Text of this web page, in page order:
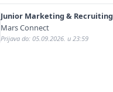
Junior Marketing & Recruiting
Specialist (m/ž)
Mars Connect
Prijava do: 05.09.2026. u 23:59